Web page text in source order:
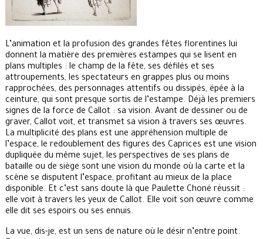
L’animation et la profusion des grandes fêtes florentines lui
donnent la matière des premières estampes qui se lisent en
plans multiples : le champ de la fête, ses défilés et ses
attroupements, les spectateurs en grappes plus ou moins
rapprochées, des personnages attentifs ou dissipés, épée à la
ceinture, qui sont presque sortis de l’estampe. Déjà les premiers
signes de la force de Callot : sa vision. Avant de dessiner ou de
graver, Callot voit, et transmet sa vision à travers ses œuvres.
La multiplicité des plans est une appréhension multiple de
l’espace, le redoublement des figures des Caprices est une vision
dupliquée du même sujet, les perspectives de ses plans de
bataille ou de siège sont une vision du monde où la carte et la
scène se disputent l’espace, profitant au mieux de la place
disponible. Et c’est sans doute là que Paulette Choné réussit :
elle voit à travers les yeux de Callot. Elle voit son œuvre comme
elle dit ses espoirs ou ses ennuis.
La vue, dis-je, est un sens de nature où le désir n’entre point.